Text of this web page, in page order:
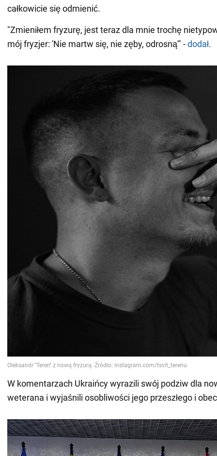
całkowicie się odmienić.
"Zmieniłem fryzurę, jest teraz dla mnie trochę
mój fryzjer: 'Nie martw się, nie zęby, odrosną'" -dodał.
W komentarzach Ukraińcy wyrazili swój podziw dla
weterana i wyjaśnili osobliwości jego przeszłego i